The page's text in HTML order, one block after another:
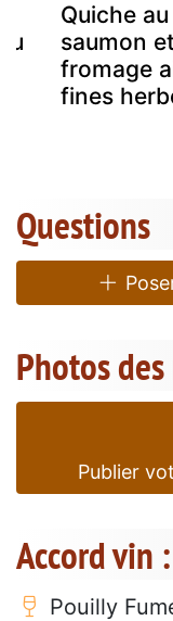
Quiche au
saumon
fromage
fines
Questions
Photos
Publier
Accord vin
Pouilly